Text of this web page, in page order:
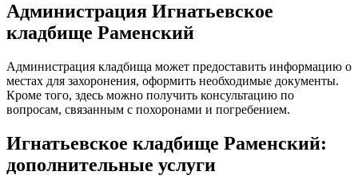
Администрация Игнатьевское
кладбище Раменский
Администрация кладбища может предоставить информацию о
местах для захоронения, оформить необходимые документы.
Кроме того, здесь можно получить консультацию по
вопросам, связанным с похоронами и погребением.
Игнатьевское кладбище Раменский:
дополнительные услуги